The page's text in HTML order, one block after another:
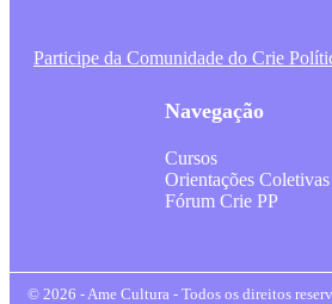
Participe da Comunidade do Crie
Navegação
Cursos
Orientações Coletivas
Fórum Crie PP
© 2026 - Ame Cultura - Todos os direitos